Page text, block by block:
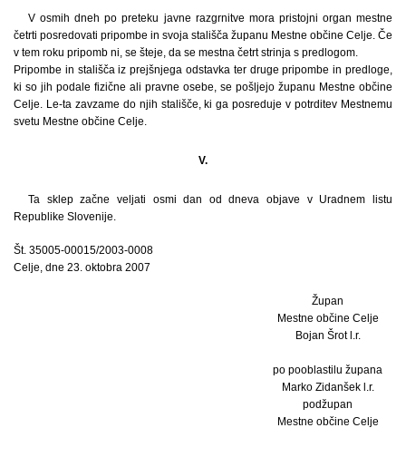
V osmih dneh po preteku javne razgrnitve mora pristojni organ mestne
četrti posredovati pripombe in svoja stališča županu Mestne občine Celje. Če
v tem roku pripomb ni, se šteje, da se mestna četrt strinja s predlogom.
Pripombe in stališča iz prejšnjega odstavka ter druge pripombe in predloge,
ki so jih podale fizične ali pravne osebe, se pošljejo županu Mestne občine
Celje. Le-ta zavzame do njih stališče, ki ga posreduje v potrditev Mestnemu
svetu Mestne občine Celje.
V.
Ta sklep začne veljati osmi dan od dneva objave v Uradnem listu
Republike Slovenije.
Št. 35005-00015/2003-0008
Celje, dne 23. oktobra 2007
Župan
Mestne občine Celje
Bojan Šrot l.r.
po pooblastilu župana
Marko Zidanšek l.r.
podžupan
Mestne občine Celje